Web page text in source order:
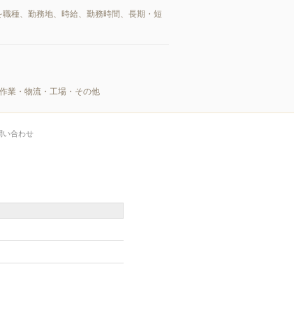
種、勤務地、時給、勤務時間、長期・短
業・物流・工場・その他
い合わせ